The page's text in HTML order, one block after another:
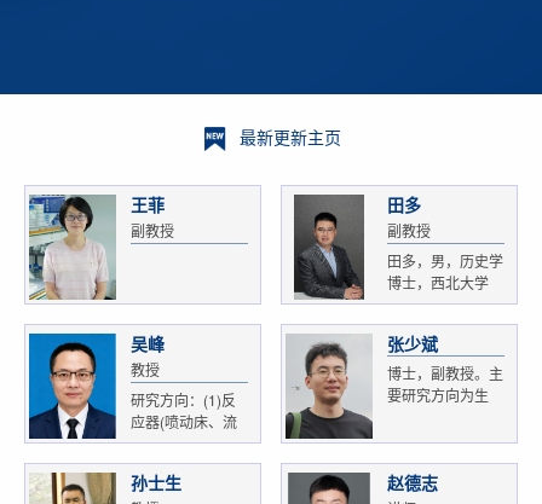
最新更新主页
王菲
副教授
田多
副教授
田多，男，历史学
博士，西北大学
文...
吴峰
教授
研究方向：(1)反
应器(喷动床、流
化...
张少斌
博士，副教授。主
要研究方向为生
孙士生 赵德志